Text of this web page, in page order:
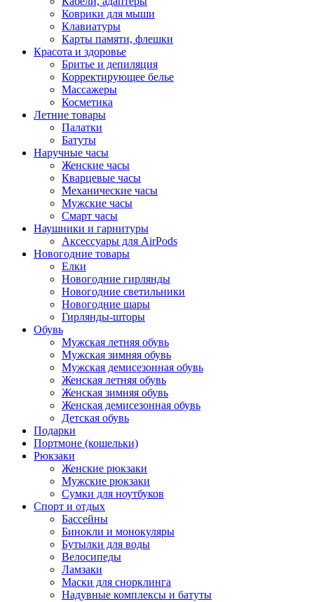
Коврики для мыши
Клавиатуры
Карты памяти, флешки
Красота и здоровье
Бритье и депиляция
Корректирующее белье
Массажеры
Косметика
Летние товары
Палатки
Батуты
Наручные часы
Женские часы
Кварцевые часы
Механические часы
Мужские часы
Смарт часы
Наушники и гарнитуры
Аксессуары для AirPods
Новогодние товары
Елки
Новогодние гирлянды
Новогодние светильники
Новогодние шары
Гирлянды-шторы
Обувь
Мужская летняя обувь
Мужская зимняя обувь
Мужская демисезонная обувь
Женская летняя обувь
Женская зимняя обувь
Женская демисезонная обувь
Детская обувь
Подарки
Портмоне (кошельки)
Рюкзаки
Женские рюкзаки
Мужские рюкзаки
Сумки для ноутбуков
Спорт и отдых
Бассейны
Бинокли и монокуляры
Бутылки для воды
Велосипеды
Ламзаки
Маски для снорклинга
Надувные комплексы и батуты